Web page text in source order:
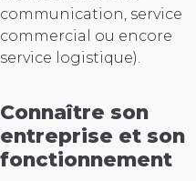
communication, service
commercial ou encore
service logistique).
Connaître son
entreprise et son
fonctionnement